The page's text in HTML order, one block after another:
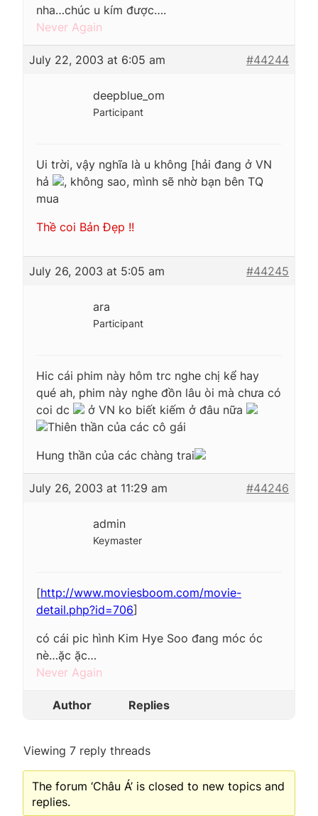
nha…chúc u kím được….
Never Again
July 22, 2003 at 6:05 am #44244
deepblue_om
Participant
Ui trời, vậy nghĩa là u không [hải đang ở VN
hả
, không sao, mình sẽ nhờ bạn bên TQ
mua
Thề coi Bản Đẹp !!
July 26, 2003 at 5:05 am #44245
ara
Participant
Hic cái phim này hôm trc nghe chị kể hay
qué ah, phim này nghe đồn lâu òi mà chưa có
coi dc
ở VN ko biết kiếm ở đâu nữa
Thiên thần của các cô gái
Hung thần của các chàng trai
July 26, 2003 at 11:29 am #44246
admin
Keymaster
[http://www.moviesboom.com/movie-
detail.php?id=706]
có cái pic hình Kim Hye Soo đang móc óc
nè…ặc ặc…
Never Again
Author Replies
Viewing 7 reply threads
The forum ‘Châu Á’ is closed to new topics and
replies.